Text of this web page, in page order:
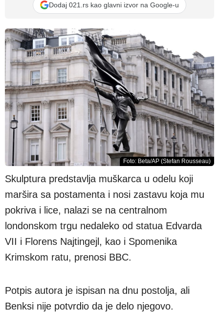
Dodaj 021.rs kao glavni izvor na Google-u
Foto: Beta/AP (Stefan Rousseau)
Skulptura predstavlja muškarca u odelu koji
maršira sa postamenta i nosi zastavu koja mu
pokriva i lice, nalazi se na centralnom
londonskom trgu nedaleko od statua Edvarda
VII i Florens Najtingejl, kao i Spomenika
Krimskom ratu, prenosi BBC.
Potpis autora je ispisan na dnu postolja, ali
Benksi nije potvrdio da je delo njegovo.